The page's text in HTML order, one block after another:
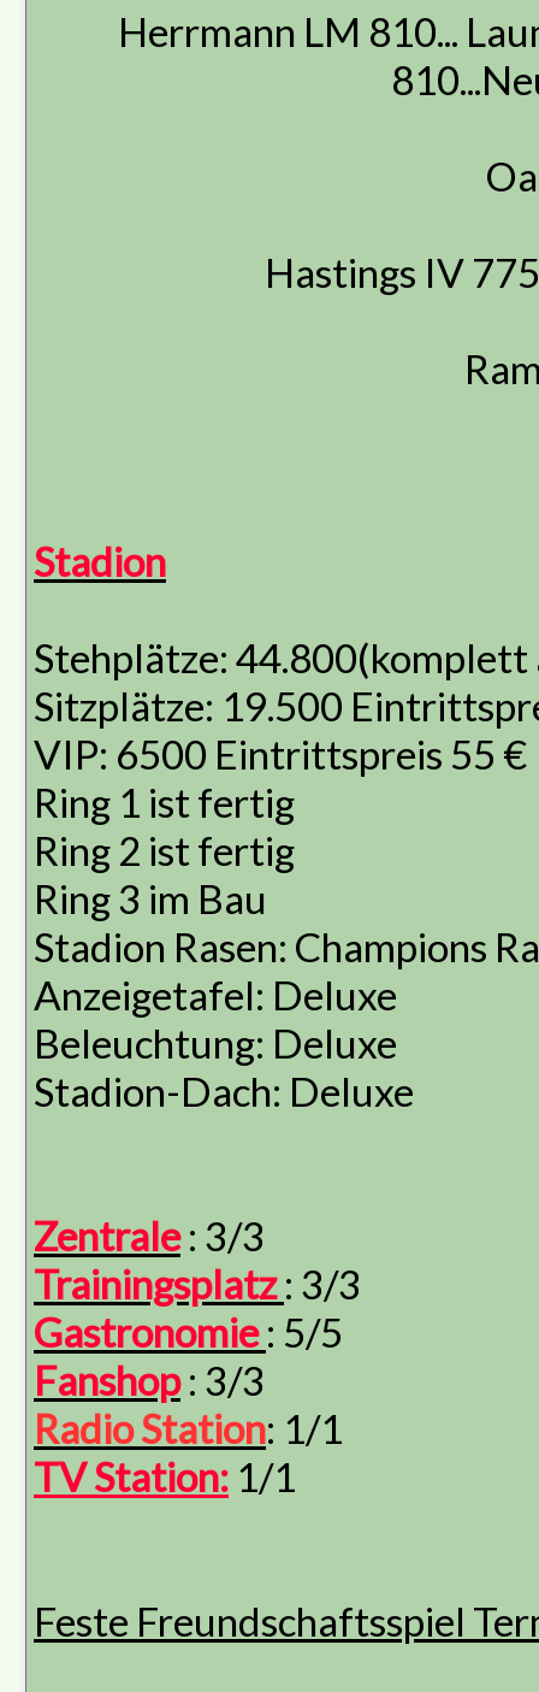
Herrmann LM 810...
Hastings IV 775
Stadion
Stehplätze:
Sitzplätze: 19.500
VIP: 6500 Eintrittspreis 55 €
Ring 1 ist fertig
Ring 2 ist fertig
Ring 3 im Bau
Stadion Rasen: Champions
Anzeigetafel: Deluxe
Beleuchtung: Deluxe
Stadion-Dach: Deluxe
Zentrale: 3/3
Trainingsplatz: 3/3
Gastronomie: 5/5
Fanshop: 3/3
Radio Station: 1/1
TV Station: 1/1
Feste Freundschaftsspiel